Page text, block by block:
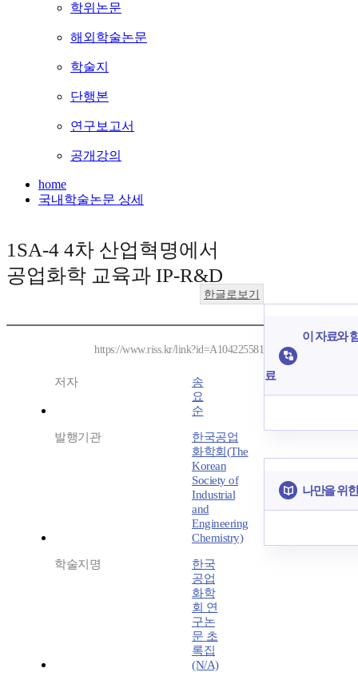
학위논문
해외학술논문
학술지
단행본
연구보고서
공개강의
home
국내학술논문 상세
1SA-4 4차 산업혁명에서
공업화학 교육과 IP-R&D
한글로보기
https://www.riss.kr/link?id=A104225581
저자
송
요
순
발행기관
한국공업
화학회(The
Korean
Society of
Industrial
and
Engineering
Chemistry)
학술지명
한국
공업
화학
회 연
구논
문 초
록집
(N/A)
이 자료와
료
나만을 위